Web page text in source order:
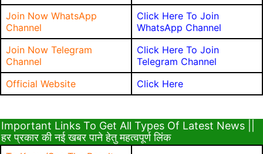
Join Now WhatsApp
Channel
Click Here To Join
WhatsApp Channel
Join Now Telegram
Channel
Click Here To Join
Telegram Channel
Official Website
Click Here
Important Links To Get All Types Of Latest News ||
हर प्रकार की नई खबर पाने हेतु महत्वपूर्ण लिंक